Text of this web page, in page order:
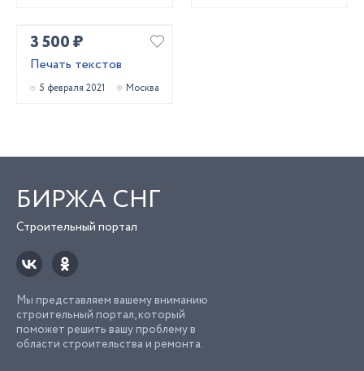
3 500 ₽
Печать текстов
5 февраля 2021 Москва
БИРЖА СНГ
Строительный портал
Мы представляем вашему вниманию
строительный портал, который
поможет решить вашу проблему в
области строительства и ремонта.